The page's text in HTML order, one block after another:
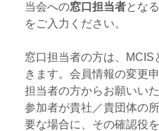
当会への窓口担当者とな
をご入力ください。
窓口担当者の方は、
きます。会員情報の変更
担当者の方からお願いい
参加者が貴社／貴団体の
要な場合に、その確認役